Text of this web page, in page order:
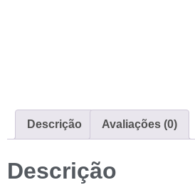
Descrição Avaliações (0)
Descrição